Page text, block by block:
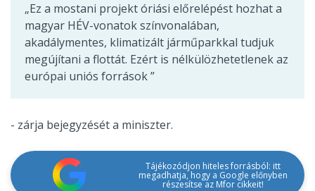
„Ez a mostani projekt óriási előrelépést hozhat a
magyar HÉV-vonatok színvonalában,
akadálymentes, klimatizált járműparkkal tudjuk
megújítani a flottát. Ezért is nélkülözhetetlenek az
európai uniós források”
- zárja bejegyzését a miniszter.
Tájékozódjon hiteles forrásból: itt
megadhatja, hogy a Google előnyben
részesítse az Mfor cikkeit!